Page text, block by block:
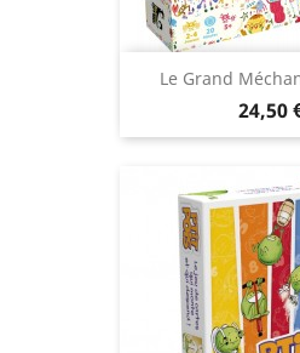
Le Grand
Prix
24,50